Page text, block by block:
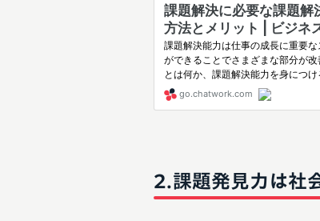
課題発見力は社